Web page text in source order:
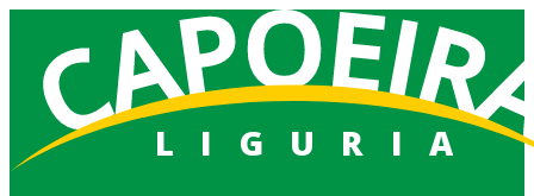
LIGURIA